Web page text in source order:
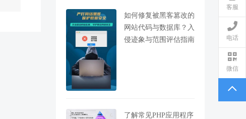
如何修复被黑客篡改的
网站代码与数据库？入
侵迹象与范围评估指南
了解常见PHP应用程序
客服
电话
微信